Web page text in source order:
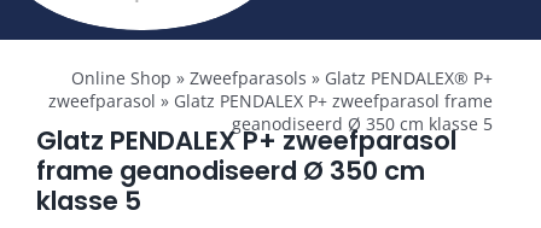
Toggle
Navigation
aanbiedingen
Stokparasols
Online Shop » Zweefparasols » Glatz PENDALEX® P+
zweefparasol » Glatz PENDALEX P+ zweefparasol frame
geanodiseerd Ø 350 cm klasse 5
Glatz PENDALEX P+ zweefparasol
frame geanodiseerd Ø 350 cm
klasse 5